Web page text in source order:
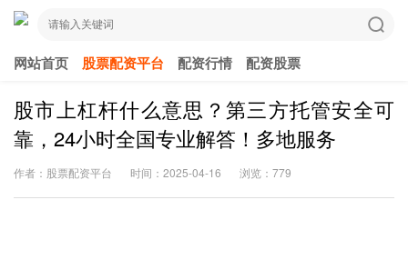
网站首页 股票配资平台 配资行情 配资股票
股市上杠杆什么意思？第三方托管安全可
靠，24小时全国专业解答！多地服务
作者：股票配资平台 时间：2025-04-16 浏览：779